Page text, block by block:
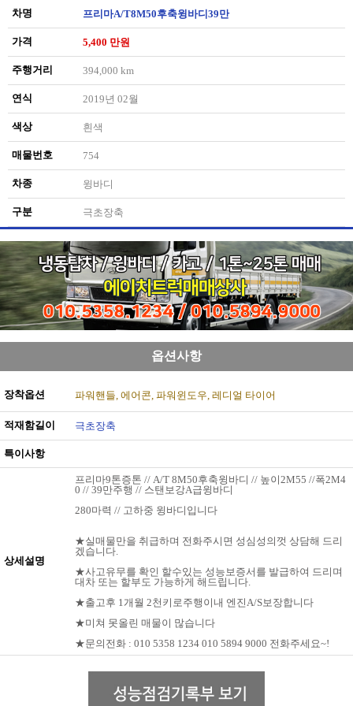
차명 프리마A/T8M50후축윙바디39만
가격 5,400 만원
주행거리 394,000 km
연식 2019년 02월
색상 흰색
매물번호 754
차종 윙바디
구분 극초장축
옵션사항
장착옵션 파워핸들 에어콘 파워윈도우 레디얼 타이어
적재함길이 극초장축
특이사항
상세설명
프리마9톤증톤 // A/T 8M50후축윙바디 // 높이2M55 //폭2M4
0 // 39만주행 // 스탠보강A급윙바디
280마력 // 고하중 윙바디입니다
★실매물만을 취급하며 전화주시면 성심성의껏 상담해 드리
겠습니다.
★사고유무를 확인 할수있는 성능보증서를 발급하여 드리며
대차 또는 할부도 가능하게 해드립니다.
★출고후 1개월 2천키로주행이내 엔진A/S보장합니다
★미쳐 못올린 매물이 많습니다
★문의전화 : 010 5358 1234 010 5894 9000 전화주세요~!